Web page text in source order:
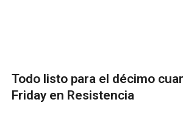
Todo listo para el décimo
Friday en Resistencia